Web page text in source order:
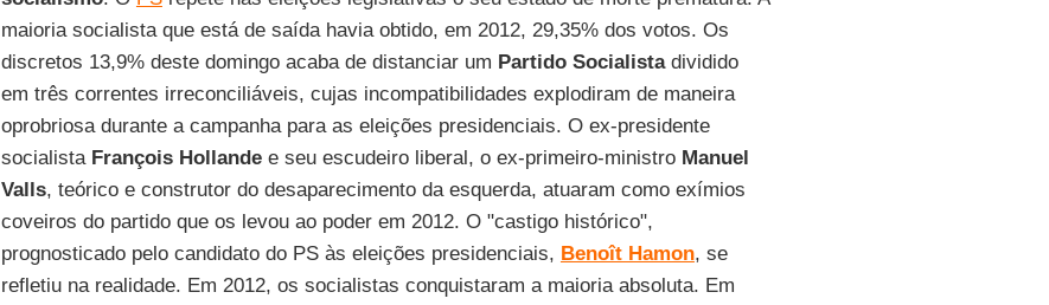
maioria socialista que está de saída havia obtido, em 2012, 29,35% dos votos. Os
discretos 13,9% deste domingo acaba de distanciar um Partido Socialistadividido
em três correntes irreconciliáveis, cujas incompatibilidades explodiram de maneira
oprobriosa durante a campanha para as eleições presidenciais. O ex-presidente
socialista François Hollandee seu escudeiro liberal, o ex-primeiro-ministro Manuel
Valls, teórico e construtor do desaparecimento da esquerda, atuaram como exímios
coveiros do partido que os levou ao poder em 2012. O "castigo histórico",
prognosticado pelo candidato do PS às eleições presidenciais, Benoît Hamon, se
refletiu na realidade. Em 2012, os socialistas conquistaram a maioria absoluta. Em